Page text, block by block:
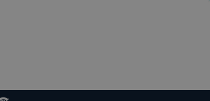
hordoznak személyes adatot és csak a